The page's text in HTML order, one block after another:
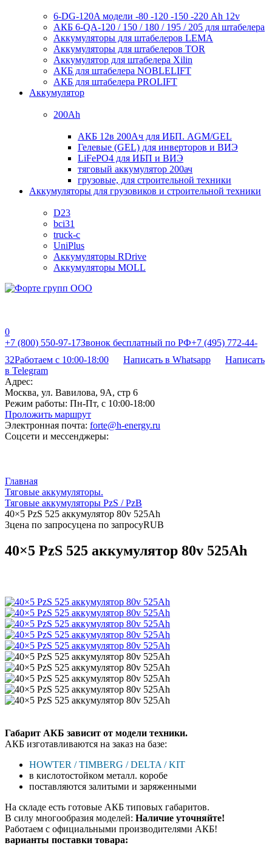
6-DG-120A модели -80 -120 -150 -220 Ah 12v
АКБ 6-QA-120 / 150 / 180 / 195 / 205 для штабелера
Аккумуляторы для штабелеров LEMA
Аккумуляторы для штабелеров TOR
Аккумулятор для штабелера Xilin
АКБ для штабелера NOBLELIFT
АКБ для штабелера PROLIFT
Аккумулятор
200Ah
АКБ 12в 200Ач для ИБП. AGM/GEL
Гелевые (GEL) для инверторов и ВИЭ
LiFePO4 для ИБП и ВИЭ
тяговый аккумулятор 200ач
грузовые, для строительной техники
Аккумуляторы для грузовиков и строительной техники
D23
bci31
truck-c
UniPlus
Аккумуляторы RDrive
Аккумуляторы MOLL
0
+7 (800) 550-97-17Звонок бесплатный по РФ+7 (495) 772-44-
32Работаем с 10:00-18:00 Написать в Whatsapp
Написать
в Telegram
Адрес:
Москва, ул. Вавилова, 9А, стр 6
Режим работы: Пн-Пт, с 10:00-18:00
Проложить маршрут
Электронная почта: forte@h-energy.ru
Соцсети и мессенджеры:
Главная
Тяговые аккумуляторы.
Тяговые аккумуляторы PzS / PzB
40×5 PzS 525 аккумулятор 80v 525Ah
3цена по запросуцена по запросуRUB
40×5 PzS 525 аккумулятор 80v 525Ah
Габарит АКБ зависит от модели техники.
АКБ изготавливаются на заказ на базе:
HOWTER / TIMBERG / DELTA / KIT
в кислотостойком металл. коробе
поставляются залитыми и заряженными
На складе есть готовые АКБ типовых габаритов.
В силу многообразия моделей: Наличие уточняйте!
Работаем с официальными производителями АКБ!
варианты поставки товара: